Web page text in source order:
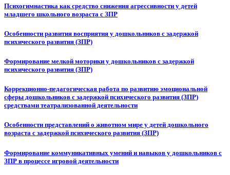
Психогимнастика как средство снижения агрессивности у детей
младшего школьного возраста с ЗПР
Особенности развития восприятия у дошкольников c задержкой
психического развития (ЗПР)
Формирование мелкой моторики у дошкольников с задержкой
психического развития (ЗПР)
Коррекционно-педагогическая работа по развитию эмоциональной
сферы дошкольников с задержкой психического развития (ЗПР)
средствами театрализованной деятельности
Особенности представлений о животном мире у детей дошкольного
возраста с задержкой психического развития (ЗПР)
Формирование коммуникативных умений и навыков у дошкольников с
ЗПР в процессе игровой деятельности